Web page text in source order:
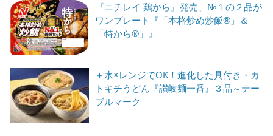
『ニチレイ 鶏から』発売、№１の２品が
ワンプレート『「本格炒め炒飯®」＆
「特から®」』
＋水×レンジでOK！進化した具付き・カ
トキチうどん『讃岐麺一番』３品～テー
ブルマーク